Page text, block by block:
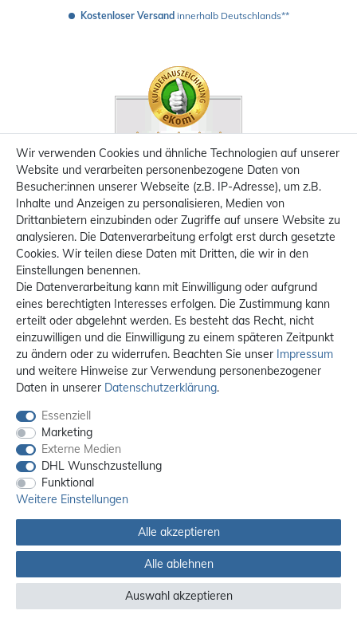
Kostenloser Versand innerhalb Deutschlands**
Versandkosten in andere Länder finden Siehier
© 2012 - 2026 orex.de / powered bycreateyourtemplate
Wir verwenden Cookies und ähnliche Technologien auf unserer
Website und verarbeiten personenbezogene Daten von
Besucher:innen unserer Webseite (z.B. IP-Adresse), um z.B.
Inhalte und Anzeigen zu personalisieren, Medien von
Drittanbietern einzubinden oder Zugriffe auf unsere Website zu
analysieren. Die Datenverarbeitung erfolgt erst durch gesetzte
Cookies. Wir teilen diese Daten mit Dritten, die wir in den
Einstellungen benennen.
Die Datenverarbeitung kann mit Einwilligung oder aufgrund
eines berechtigten Interesses erfolgen. Die Zustimmung kann
erteilt oder abgelehnt werden. Es besteht das Recht, nicht
einzuwilligen und die Einwilligung zu einem späteren Zeitpunkt
zu ändern oder zu widerrufen. Beachten Sie unser Impressum
und weitere Hinweise zur Verwendung personenbezogener
Daten in unserer Daten­schutz­erklärung.
Essenziell
Marketing
Externe Medien
DHL Wunschzustellung
Funktional
Weitere Einstellungen
Alle akzeptieren
Alle ablehnen
Auswahl akzeptieren